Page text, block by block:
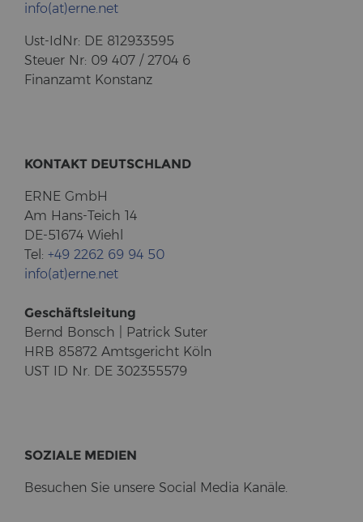
info(at)erne.net
Ust-​IdNr: DE 812933595
Steu­er Nr: 09 407 / 2704 6
Fi­nanz­amt Kon­stanz
KON­TAKT DEUTSCH­LAND
ERNE GmbH
Am Hans-​Teich 14
DE-51674 Wiehl
Tel: +49 2262 69 94 50
info(at)erne.net
Ge­schäfts­lei­tung
Bernd Bonsch | Pa­trick Suter
HRB 85872 Amts­ge­richt Köln
UST ID Nr. DE 302355579
SO­ZIA­LE ME­DI­EN
Be­su­chen Sie un­se­re So­cial Media Ka­nä­le.